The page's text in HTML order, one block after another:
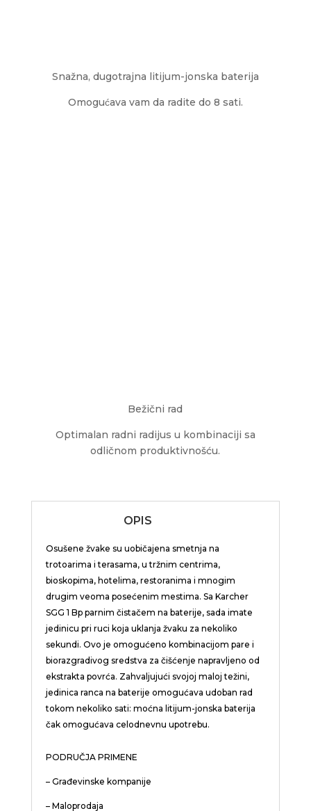
Snažna, dugotrajna litijum-jonska baterija
Omogućava vam da radite do 8 sati.
Bežični rad
Optimalan radni radijus u kombinaciji sa
odličnom produktivnošću.
OPIS
Osušene žvake su uobičajena smetnja na
trotoarima i terasama, u tržnim centrima,
bioskopima, hotelima, restoranima i mnogim
drugim veoma posećenim mestima. Sa Karcher
SGG 1 Bp parnim čistačem na baterije, sada imate
jedinicu pri ruci koja uklanja žvaku za nekoliko
sekundi. Ovo je omogućeno kombinacijom pare i
biorazgradivog sredstva za čišćenje napravljeno od
ekstrakta povrća. Zahvaljujući svojoj maloj težini,
jedinica ranca na baterije omogućava udoban rad
tokom nekoliko sati: moćna litijum-jonska baterija
čak omogućava celodnevnu upotrebu.
PODRUČJA PRIMENE
– Građevinske kompanije
– Maloprodaja